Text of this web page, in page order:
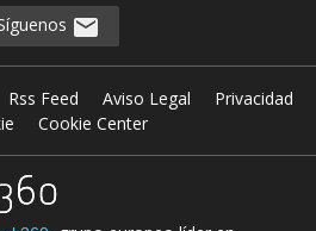
Rss Feed Aviso Legal
Privacidad
Cookie Center